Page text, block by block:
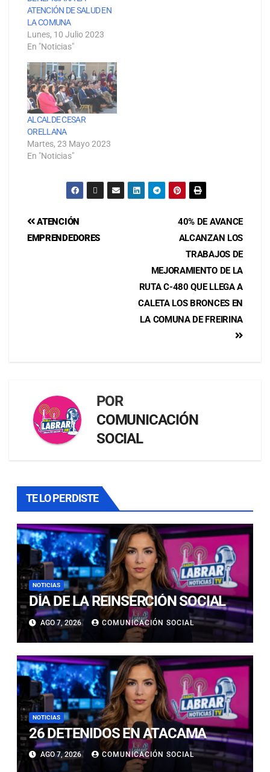
ATENCIÓN DE SALUD EN
LA COMUNA
Lunes, 10 Julio 2023
En "Noticias"
ALCALDE CESAR
ORELLANA
Martes, 23 Mayo 2023
En "Noticias"
40% DE AVANCE
ALCANZAN LOS
TRABAJOS DE
MEJORAMIENTO DE LA
RUTA C-480 QUE LLEGA A
CALETA LOS BRONCES EN
LA COMUNA DE FREIRINA
ATENCIÓN
EMPRENDEDORES
POR
COMUNICACIÓN
SOCIAL
TE LO PERDISTE
NOTICIAS
DÍA DE LA REINSERCIÓN SOCIAL
AGO 7, 2026 COMUNICACIÓN SOCIAL
NOTICIAS
26 DETENIDOS EN ATACAMA
AGO 7, 2026 COMUNICACIÓN SOCIAL